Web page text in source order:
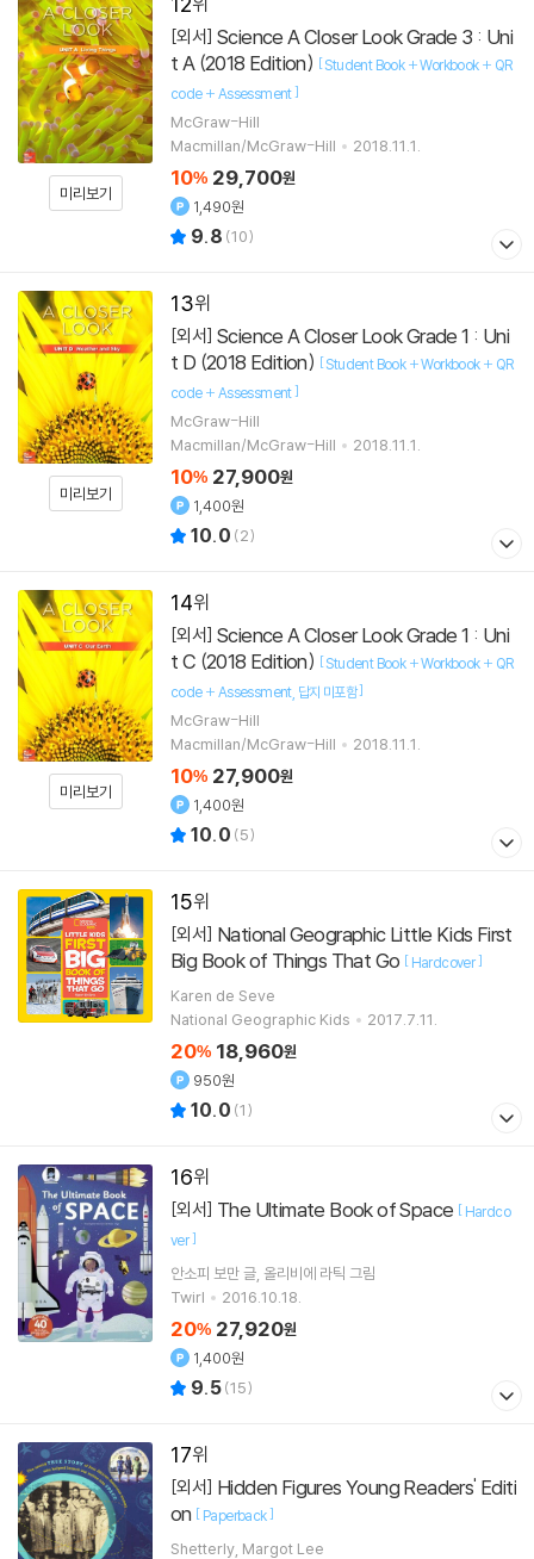
미리보기
[외서]
t A (2018 Edition) [Student Book + Workbook + QR
code + Assessment]
McGraw-Hill
Macmillan/McGraw-Hill
2018.11.1.
10% 29,700원
1,490원
9.8 (10)
13
미리보기
[외서]
t D (2018 Edition) [Student Book + Workbook + QR
code + Assessment]
McGraw-Hill
Macmillan/McGraw-Hill
2018.11.1.
10% 27,900원
1,400원
10.0 (2)
14
미리보기
[외서]
t C (2018 Edition) [Student Book + Workbook + QR
code + Assessment 답지 미포함]
McGraw-Hill
Macmillan/McGraw-Hill
2018.11.1.
10% 27,900원
1,400원
10.0 (5)
15
[외서]
Big Book of Things That Go [ Hardcover]
Karen de Seve
National Geographic Kids
2017.7.11.
20% 18,960원
950원
10.0 (1)
16
[외서] The Ultimate Book of Space [ Hardco
ver]
안소피 보만글 올리비에 라틱 그림
Twirl
2016.10.18.
20% 27,920원
1,400원
9.5(15)
17
[외서]
on [ Paperback]
Shetterly, Margot Lee